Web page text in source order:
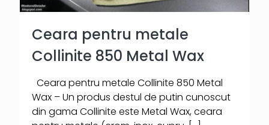
Ceara pentru metale
Collinite 850 Metal Wax
Ceara pentru metale Collinite 850 Metal
Wax – Un produs destul de putin cunoscut
din gama Collinite este Metal Wax, ceara